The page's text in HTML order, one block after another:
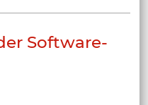
Software-